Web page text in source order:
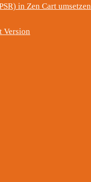
in Zen Cart umsetzen
Version